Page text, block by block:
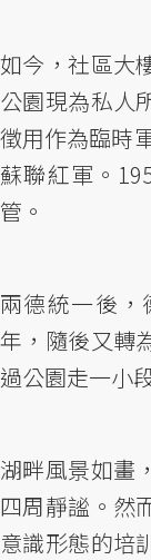
如今，社區大
公園現為私人
徵用作為臨時
蘇聯紅軍。
管。
兩德統一後
年，隨後又轉
過公園走一小
湖畔風景如畫
四周靜謐。然
意識形態的培